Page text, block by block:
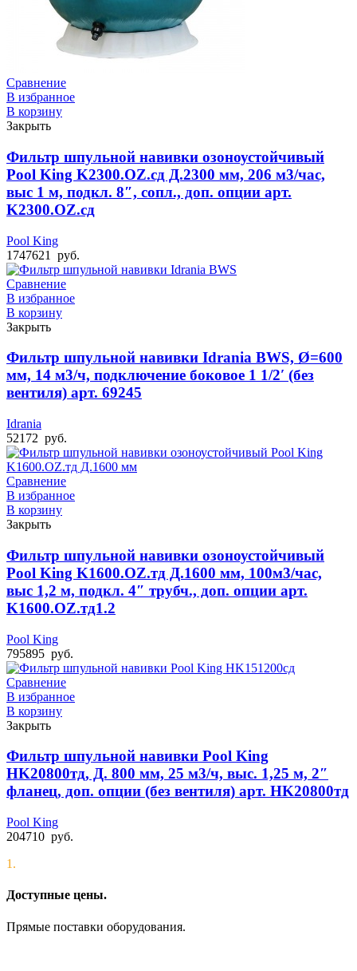
Сравнение
В избранное
В корзину
Закрыть
Фильтр шпульной навивки озоноустойчивый
Pool King K2300.OZ.сд Д.2300 мм, 206 м3/час,
выс 1 м, подкл. 8″, сопл., доп. опции арт.
K2300.OZ.сд
Pool King
1747621
руб.
Сравнение
В избранное
В корзину
Закрыть
Фильтр шпульной навивки Idrania BWS, Ø=600
мм, 14 м3/ч, подключение боковое 1 1/2′ (без
вентиля) арт. 69245
Idrania
52172 руб.
Сравнение
В избранное
В корзину
Закрыть
Фильтр шпульной навивки озоноустойчивый
Pool King K1600.OZ.тд Д.1600 мм, 100м3/час,
выс 1,2 м, подкл. 4″ трубч., доп. опции арт.
K1600.OZ.тд1.2
Pool King
795895 руб.
Сравнение
В избранное
В корзину
Закрыть
Фильтр шпульной навивки Pool King
HK20800тд, Д. 800 мм, 25 м3/ч, выс. 1,25 м, 2″
фланец, доп. опции (без вентиля) арт. HK20800тд
Pool King
204710 руб.
1.
Доступные цены.
Прямые поставки оборудования.